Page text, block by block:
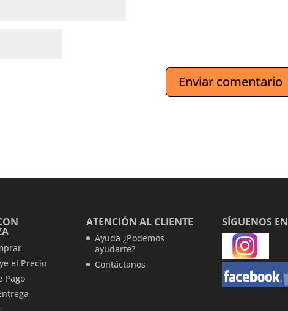
el Precio
Pago
ATENCIÓN AL CLIENTE
Ayuda ¿Podemos
ayudarte?
Contáctanos
SÍGUENOS EN